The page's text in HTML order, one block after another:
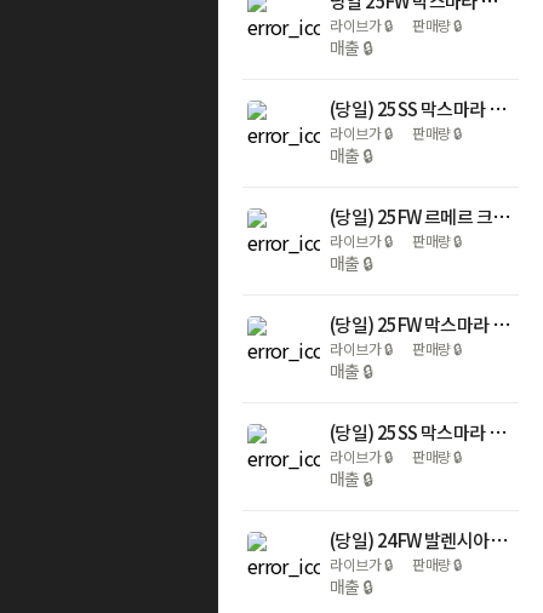
라이브가🔒 판매량🔒
매출 🔒
(당일) 25SS 막스마라 ELISA 엘리사 블랙 여성 코트 251 9011081600 013
라이브가🔒 판매량🔒
매출 🔒
(당일) 25FW 르메르 크로와상 라지 블랙 크로스 백 BG0000 LL0018 999
라이브가🔒 판매량🔒
매출 🔒
(당일) 25FW 막스마라 마담 101801 아이콘 카멜 여성 코트 252 101801 1600 001
라이브가🔒 판매량🔒
매출 🔒
(당일) 25SS 막스마라 PAULINE 폴린 블랙 여성 코트 251 9011121600 013
라이브가🔒 판매량🔒
매출 🔒
(당일) 24FW 발렌시아가 르 카골 XS 블랙 여성 숄더백 671309 1VG9Y 1000
라이브가🔒 판매량🔒
매출 🔒